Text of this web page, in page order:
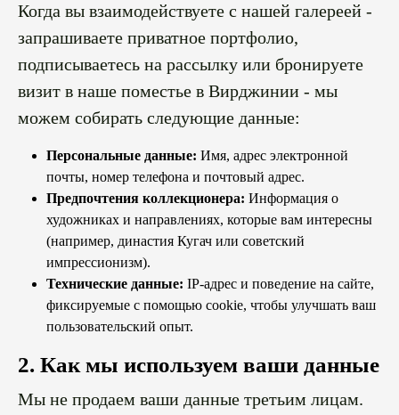
Когда вы взаимодействуете с нашей галереей -
запрашиваете приватное портфолио,
подписываетесь на рассылку или бронируете
визит в наше поместье в Вирджинии - мы
можем собирать следующие данные:
Персональные данные: Имя, адрес электронной
почты, номер телефона и почтовый адрес.
Предпочтения коллекционера: Информация о
художниках и направлениях, которые вам интересны
(например, династия Кугач или советский
импрессионизм).
Технические данные: IP-адрес и поведение на сайте,
фиксируемые с помощью cookie, чтобы улучшать ваш
пользовательский опыт.
2. Как мы используем ваши данные
Мы не продаем ваши данные третьим лицам.